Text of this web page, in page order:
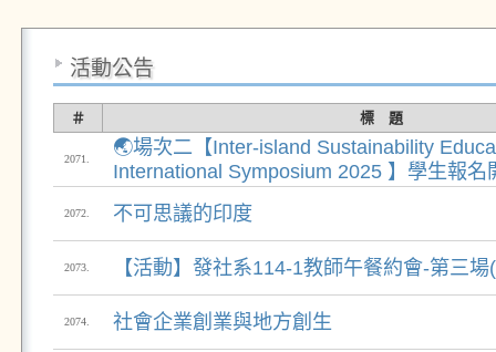
活動公告
＃ 標 題
2071.
🌏場次二【Inter-island Sustainability
International Symposium 2025 】學生報名
2072. 不可思議的印度
2073. 【活動】發社系114-1教師午餐約會-第三
2074. 社會企業創業與地方創生